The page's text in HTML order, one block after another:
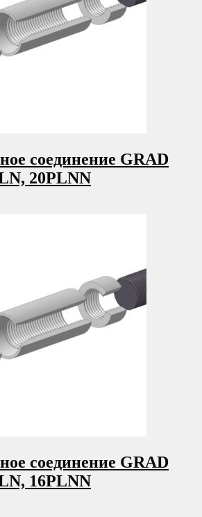
соединение GRAD
20PLNN
соединение GRAD
16PLNN